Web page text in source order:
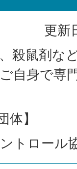
更新
殺鼠剤な
自身で専
体】
トロール